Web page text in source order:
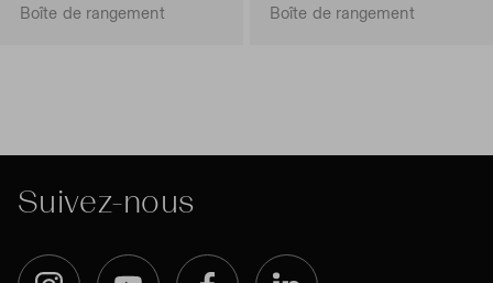
Boîte de rangement
Boîte de rangement
Suivez-nous